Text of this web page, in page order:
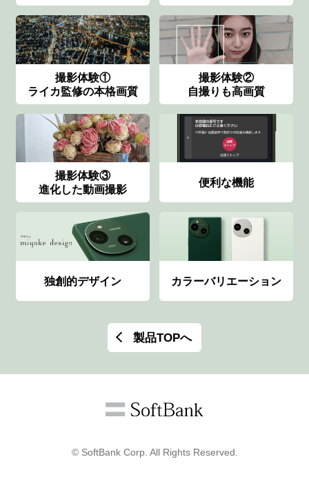
撮影体験①
ライカ監修の本格画質
撮影体験②
自撮りも高画質
撮影体験③
進化した動画撮影
便利な機能
独創的デザイン カラーバリエーション
製品TOPへ
© SoftBank Corp. All Rights Reserved.